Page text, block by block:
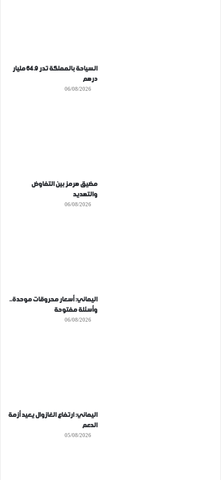
السياحة بالمملكة تدر 64.9 مليار
درهم
06/08/2026
مضيق هرمز بين التفاوض
والتهديد
06/08/2026
اليماني: أسعار محروقات موحدة..
وأسئلة مفتوحة
06/08/2026
اليماني: ارتفاع الغازوال يعيد أزمة
الدعم
05/08/2026